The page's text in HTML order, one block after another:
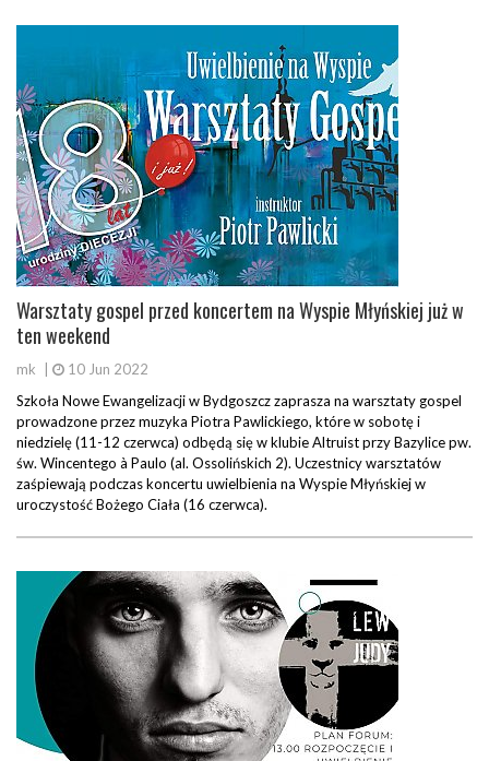
Warsztaty gospel przed koncertem na Wyspie Młyńskiej już w
ten weekend
mk
10 Jun 2022
Szkoła Nowe Ewangelizacji w Bydgoszcz zaprasza na warsztaty gospel
prowadzone przez muzyka Piotra Pawlickiego, które w sobotę i
niedzielę (11-12 czerwca) odbędą się w klubie Altruist przy Bazylice pw.
św. Wincentego à Paulo (al. Ossolińskich 2). Uczestnicy warsztatów
zaśpiewają podczas koncertu uwielbienia na Wyspie Młyńskiej w
uroczystość Bożego Ciała (16 czerwca).